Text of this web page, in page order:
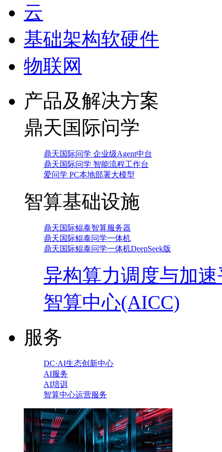
云
基础架构软硬件
物联网
产品及解决方案
鼎天国际问学
鼎天国际问学 企业级Agent中台
鼎天国际问学 智能流程工作台
爱问学 PC本地部署大模型
智算基础设施
鼎天国际鲲泰智算服务器
鼎天国际鲲泰问学一体机
鼎天国际鲲泰问学一体机DeepSeek版
异构算力调度与加
智算中心(AICC)
服务
DC·AI生态创新中心
AI服务
AI培训
智算中心运营服务